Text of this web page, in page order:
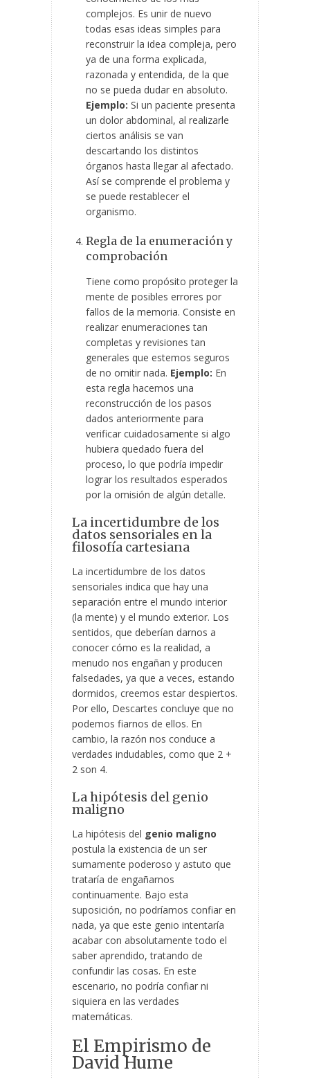
complejos. Es unir de nuevo
todas esas ideas simples para
reconstruir la idea compleja, pero
ya de una forma explicada,
razonada y entendida, de la que
no se pueda dudar en absoluto.
Ejemplo: Si un paciente presenta
un dolor abdominal, al realizarle
ciertos análisis se van
descartando los distintos
órganos hasta llegar al afectado.
Así se comprende el problema y
se puede restablecer el
organismo.
Regla de la enumeración y
comprobación
Tiene como propósito proteger la
mente de posibles errores por
fallos de la memoria. Consiste en
realizar enumeraciones tan
completas y revisiones tan
generales que estemos seguros
de no omitir nada. Ejemplo: En
esta regla hacemos una
reconstrucción de los pasos
dados anteriormente para
verificar cuidadosamente si algo
hubiera quedado fuera del
proceso, lo que podría impedir
lograr los resultados esperados
por la omisión de algún detalle.
La incertidumbre de los
datos sensoriales en la
filosofía cartesiana
La incertidumbre de los datos
sensoriales indica que hay una
separación entre el mundo interior
(la mente) y el mundo exterior. Los
sentidos, que deberían darnos a
conocer cómo es la realidad, a
menudo nos engañan y producen
falsedades, ya que a veces, estando
dormidos, creemos estar despiertos.
Por ello, Descartes concluye que no
podemos fiarnos de ellos. En
cambio, la razón nos conduce a
verdades indudables, como que 2 +
2 son 4.
La hipótesis del genio
maligno
La hipótesis del genio maligno
postula la existencia de un ser
sumamente poderoso y astuto que
trataría de engañarnos
continuamente. Bajo esta
suposición, no podríamos confiar en
nada, ya que este genio intentaría
acabar con absolutamente todo el
saber aprendido, tratando de
confundir las cosas. En este
escenario, no podría confiar ni
siquiera en las verdades
matemáticas.
El Empirismo de
David Hume